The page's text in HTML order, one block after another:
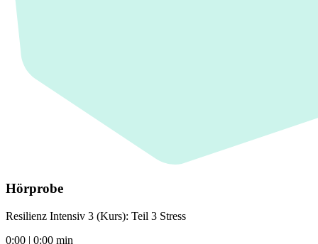
Hörprobe
Resilienz Intensiv 3 (Kurs): Teil 3 Stress
0:00 | 0:00 min